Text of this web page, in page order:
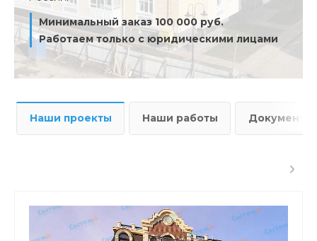
Минимальный заказ 100 000 руб.
Работаем только с юридическими лицами
Наши проекты Наши работы Документы